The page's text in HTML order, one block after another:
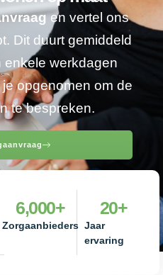
en vertel ons
Dit duurt gemiddeld
enkele werkdagen
opgenomen om de
te bespreken.
Zorgaanbieders
6,000+
Jaar
ervaring
20+